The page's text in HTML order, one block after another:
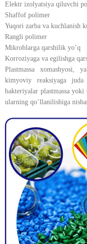
Elektr izolyatsiya qiluvchi
Shaffof polimer
Yuqori zarba va kuchlanish
Rangli polimer
Mikroblarga qarshilik yo’q
Korroziyaga va egilishga
Plastmassa xomashyosi,
kimyoviy reaksiyaga
bakteriyalar plastmassa
ularning qo’llanilishiga